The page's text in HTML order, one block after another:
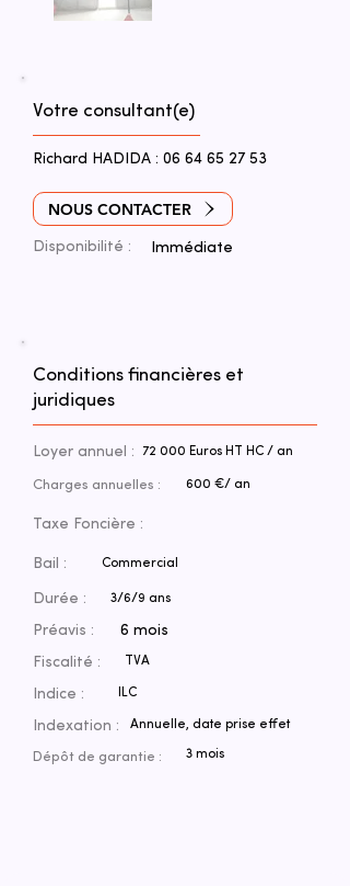
Votre consultant(e)
Richard HADIDA : 06 64 65 27 53
NOUS CONTACTER
Disponibilité : Immédiate
Conditions financières et
juridiques
Loyer annuel : 72 000 Euros HT HC / an
Charges annuelles : 600 €/ an
Taxe Foncière :
Bail : Commercial
Durée : 3/6/9 ans
Préavis :
6 mois
Fiscalité :
TVA
Indice : ILC
Indexation : Annuelle, date prise effet
Dépôt de garantie : 3 mois